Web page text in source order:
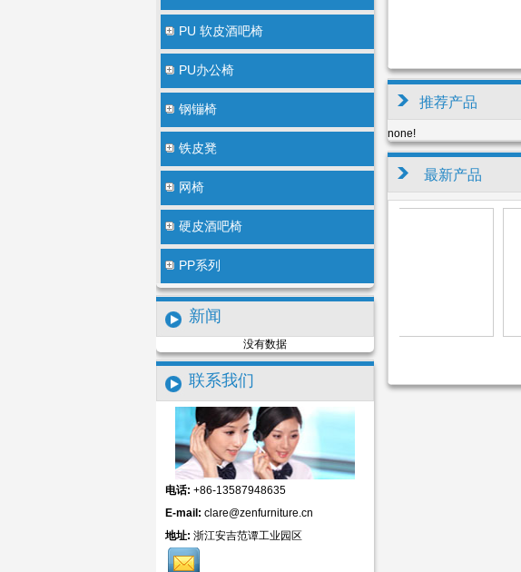
PU 软皮酒吧椅
PU办公椅
钢镚椅
铁皮凳
网椅
硬皮酒吧椅
PP系列
新闻
没有数据
联系我们
电话: +86-13587948635
E-mail: clare@zenfurniture.cn
地址: 浙江安吉范谭工业园区
推荐产品
none!
最新产品
餐椅